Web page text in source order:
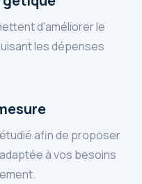
d'améliorer le
les dépenses
afin de proposer
à vos besoins